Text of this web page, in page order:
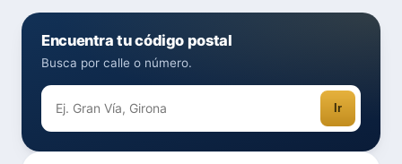
Encuentra tu código postal
Busca por calle o número.
Ir